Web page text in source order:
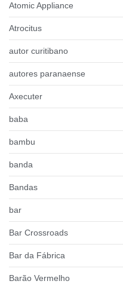
Atomic Appliance
Atrocitus
autor curitibano
autores paranaense
Axecuter
baba
bambu
banda
Bandas
bar
Bar Crossroads
Bar da Fábrica
Barão Vermelho